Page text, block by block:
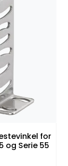
for
og Serie 55